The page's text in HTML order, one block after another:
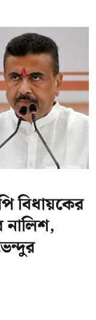
বিধায়কের
নালিশ,